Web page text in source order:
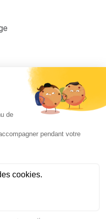
Compétences